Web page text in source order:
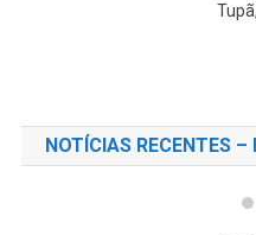
NOTÍCIAS RECENTES –